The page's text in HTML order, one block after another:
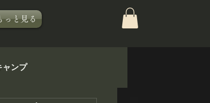
っと見る
ャンプ